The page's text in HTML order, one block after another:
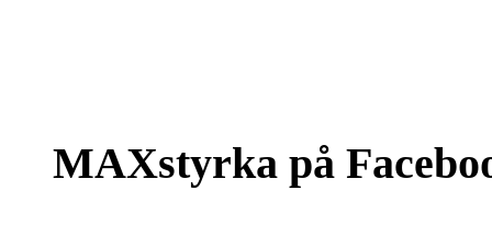
MAXstyrka på